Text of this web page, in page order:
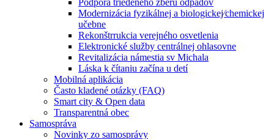
Podpora triedeného zberu odpadov
Modernizácia fyzikálnej a biologickej⁄chemickej
učebne
Rekonštrrukcia verejného osvetlenia
Elektronické služby centrálnej ohlasovne
Revitalizácia námestia sv Michala
Láska k čítaniu začína u detí
Mobilná aplikácia
Často kladené otázky (FAQ)
Smart city & Open data
Transparentná obec
Samospráva
Novinky zo samosprávy